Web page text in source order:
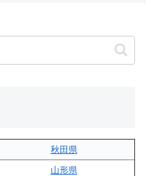
秋田県
山形県